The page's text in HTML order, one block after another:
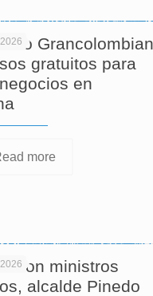
gratuitos para
en
more
con ministros
alcalde Pinedo